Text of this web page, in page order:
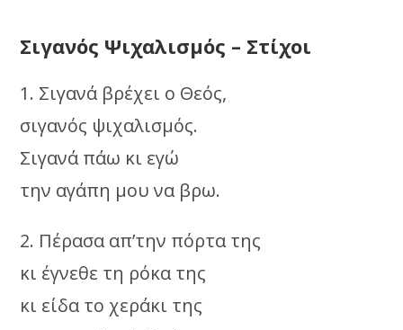
Σιγανός Ψιχαλισμός – Στίχοι
1. Σιγανά βρέχει ο Θεός,
σιγανός ψιχαλισμός.
Σιγανά πάω κι εγώ
την αγάπη μου να βρω.
2. Πέρασα απ’την πόρτα της
κι έγνεθε τη ρόκα της
κι είδα το χεράκι της